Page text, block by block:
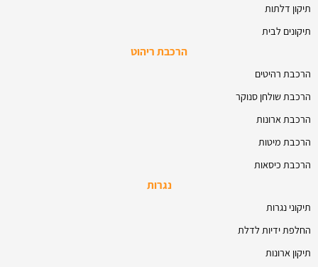
תיקון דלתות
תיקונים לבית
הרכבת ריהוט
הרכבת רהיטים
הרכבת שולחן סנוקר
הרכבת ארונות
הרכבת מיטות
הרכבת כיסאות
נגרות
תיקוני נגרות
החלפת ידיות לדלת
תיקון ארונות